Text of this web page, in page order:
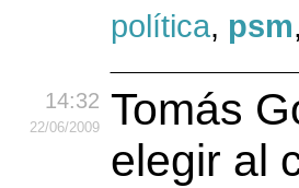
política, psm,
14:32
22/06/2009
Tomás
elegir al